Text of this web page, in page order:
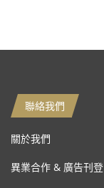
聯絡我們
關於我們
異業合作 & 廣告刊登